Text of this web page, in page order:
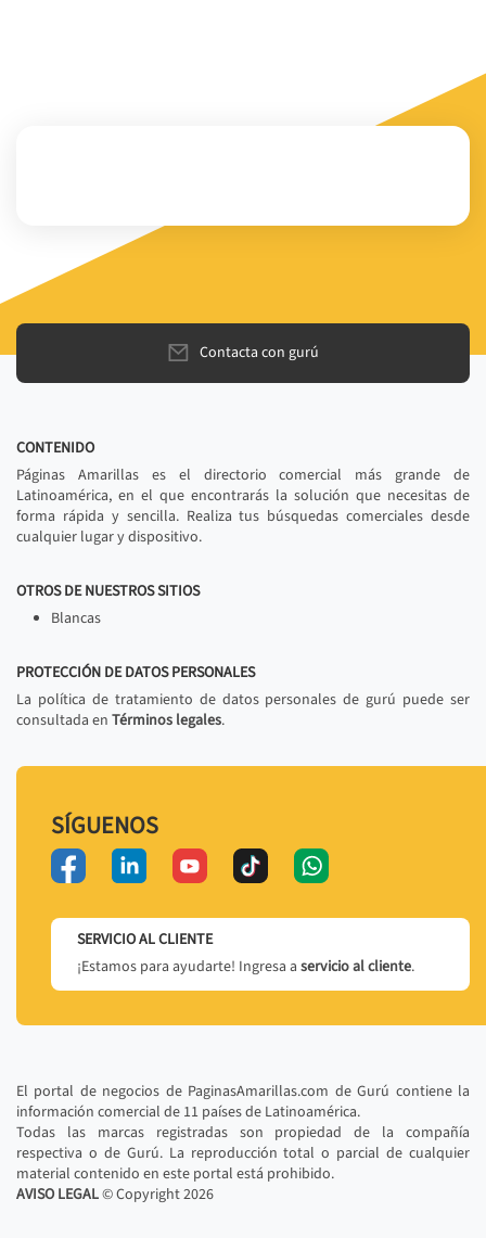
Contacta con gurú
CONTENIDO
Páginas Amarillas es el directorio comercial más grande de
Latinoamérica, en el que encontrarás la solución que necesitas de
forma rápida y sencilla. Realiza tus búsquedas comerciales desde
cualquier lugar y dispositivo.
OTROS DE NUESTROS SITIOS
Blancas
PROTECCIÓN DE DATOS PERSONALES
La política de tratamiento de datos personales de gurú puede ser
consultada en Términos legales.
SÍGUENOS
SERVICIO AL CLIENTE
¡Estamos para ayudarte! Ingresa a servicio al cliente.
El portal de negocios de PaginasAmarillas.com de Gurú contiene la
información comercial de 11 países de Latinoamérica.
Todas las marcas registradas son propiedad de la compañía
respectiva o de Gurú. La reproducción total o parcial de cualquier
material contenido en este portal está prohibido.
AVISO LEGAL© Copyright2026